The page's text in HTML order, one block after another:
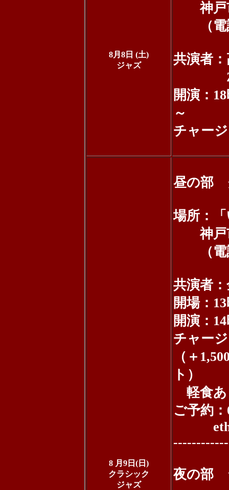
8月8日 (土)
ジャズ
神戸市
（電話
共演者
開演：
～
チャー
8 月9日(日)
クラシック
ジャズ
昼の部
場所：
神戸
（電話
共演者
開場：
開演：
チャー
（＋
ト）
軽食
ご予約：
夜の部